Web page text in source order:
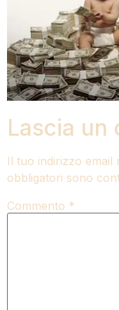
Lascia un
Il tuo indirizzo email
obbligatori sono
Commento *